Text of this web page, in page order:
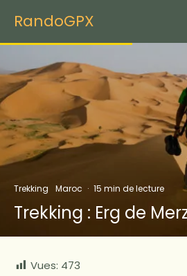
RandoGPX
Trekking Maroc · 15 min de lecture
Trekking : Erg de
Vues: 473